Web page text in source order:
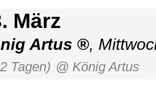
März
Artus ,
Tagen) @ König Artus